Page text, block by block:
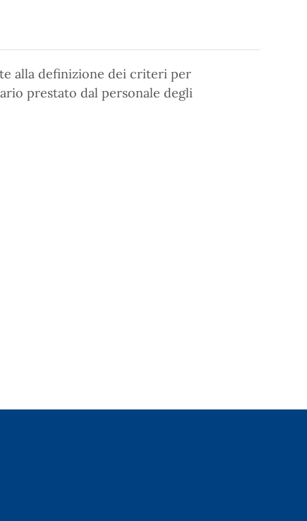
alla definizione dei criteri per
prestato dal personale degli